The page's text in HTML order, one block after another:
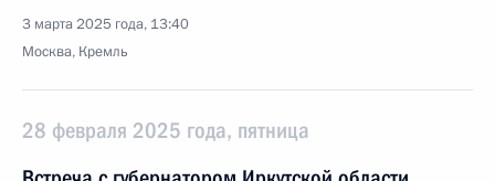
3 марта 2025 года, 13:40
Москва, Кремль
28 февраля 2025 года, пятница